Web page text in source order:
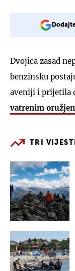
Dvojica zasad
benzinsku
aveniji i prijetila
vatrenim
TRI